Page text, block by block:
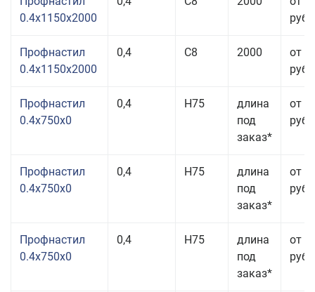
0.4x1150x2000
руб.
Профнастил
0.4x1150x2000
0,4 С8 2000
от
руб.
Профнастил
0.4x750x0
0,4 Н75
длина
под
заказ*
от
руб.
Профнастил
0.4x750x0
0,4 Н75
длина
под
заказ*
от
руб.
Профнастил
0.4x750x0
0,4 Н75
длина
под
заказ*
от
руб.